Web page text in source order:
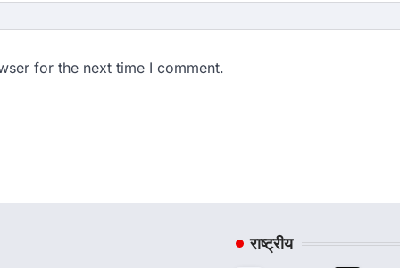
for the next time I comment.
राष्ट्रीय